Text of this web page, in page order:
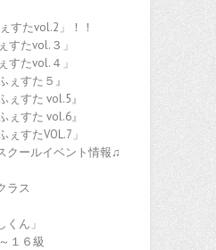
すたvol.2」！！
すたvol.３」
すたvol.４」
ぇすた５』
ぇすた vol.5』
ぇすた vol.6』
すたVOL.7」
クールイベント情報♫
ラス
ん」
１６級